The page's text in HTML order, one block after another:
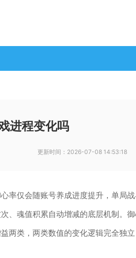
进程变化吗
更新时间： 2026-07-08 14:53:18
率仅会随账号养成进度提升，单局
、魂值积累自动增减的底层机制。
两类，两类数值的变化逻辑完全独